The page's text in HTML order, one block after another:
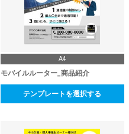
A4
モバイルルーター_商品紹介
テンプレートを選択する